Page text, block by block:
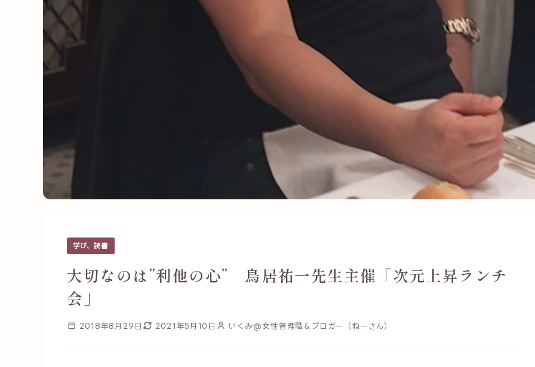
学び、読書
大切なのは”利他の心” 鳥居祐一先生主催「次元上昇ランチ
会」
2018年8月29日 2021年5月10日 いくみ@女性管理職＆ブロガー（ねーさん）